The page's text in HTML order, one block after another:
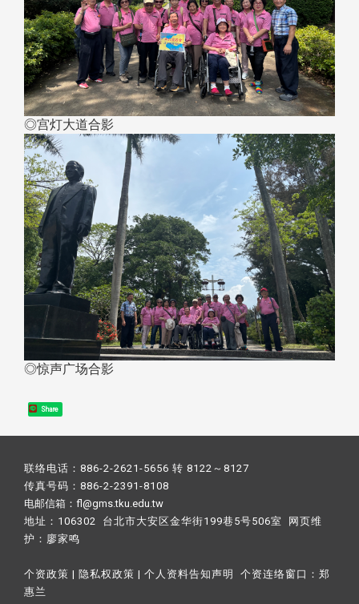
◎宫灯大道合影
◎惊声广场合影
Share
联络电话：886-2-2621-5656 转 8122～8127
传真号码：886-2-2391-8108
电邮信箱：fl@gms.tku.edu.tw
地址：106302 台北市大安区金华街199巷5号506室 网页维
护： 廖家鸣​
个资政策 | 隐私权政策 | 个人资料告知声明 个资连络窗口： 郑
惠兰